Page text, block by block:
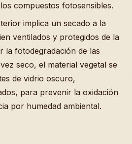
compuestos fotosensibles.
implica un secado a la
ventilados y protegidos de la
la fotodegradación de las
seco, el material vegetal se
de vidrio oscuro,
para prevenir la oxidación
por humedad ambiental.